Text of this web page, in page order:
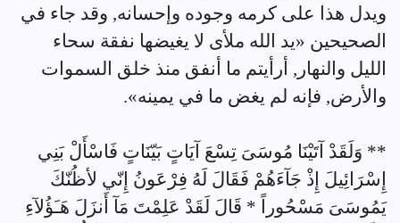
ويدل هذا على كرمه وجوده وإحسانه, وقد جاء في
الصحيحين «يد الله ملأى لا يغيضها نفقة سحاء
الليل والنهار, أرأيتم ما أنفق منذ خلق السموات
والأرض, فإنه لم يغض ما في يمينه».
** وَلَقَدْ آتَيْنَا مُوسَىَ تِسْعَ آيَاتٍ بَيّنَاتٍ فَاسْأَلْ بَنِي
إِسْرَائِيلَ إِذْ جَآءَهُمْ فَقَالَ لَهُ فِرْعَونُ إِنّي لأظُنّكَ
يَمُوسَىَ مَسْحُوراً * قَالَ لَقَدْ عَلِمْتَ مَآ أَنزَلَ هَـَؤُلآءِ